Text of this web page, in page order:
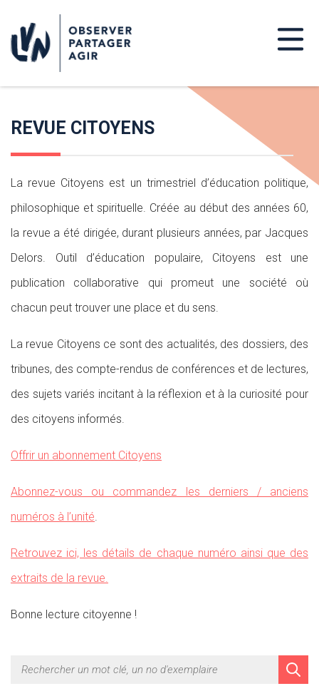
REVUE CITOYENS
La revue Citoyens est un trimestriel d’éducation politique,
philosophique et spirituelle. Créée au début des années 60,
la revue a été dirigée, durant plusieurs années, par Jacques
Delors. Outil d’éducation populaire, Citoyens est une
publication collaborative qui promeut une société où
chacun peut trouver une place et du sens.
La revue Citoyens ce sont des actualités, des dossiers, des
tribunes, des compte-rendus de conférences et de lectures,
des sujets variés incitant à la réflexion et à la curiosité pour
des citoyens informés.
Offrir un abonnement Citoyens
Abonnez-vous ou commandez les derniers / anciens
numéros à l’unité.
Retrouvez ici, les détails de chaque numéro ainsi que des
extraits de la revue.
Bonne lecture citoyenne !